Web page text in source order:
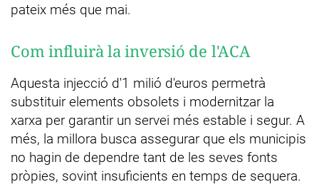
pateix més que mai.
Com influirà la inversió de l'ACA
Aquesta injecció d'1 milió d'euros permetrà
substituir elements obsolets i modernitzar la
xarxa per garantir un servei més estable i segur. A
més, la millora busca assegurar que els municipis
no hagin de dependre tant de les seves fonts
pròpies, sovint insuficients en temps de sequera.